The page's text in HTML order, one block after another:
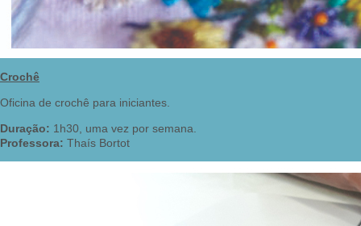
Crochê
Oficina de crochê para iniciantes.
Duração: 1h30, uma vez por semana.
Professora: Thaís Bortot